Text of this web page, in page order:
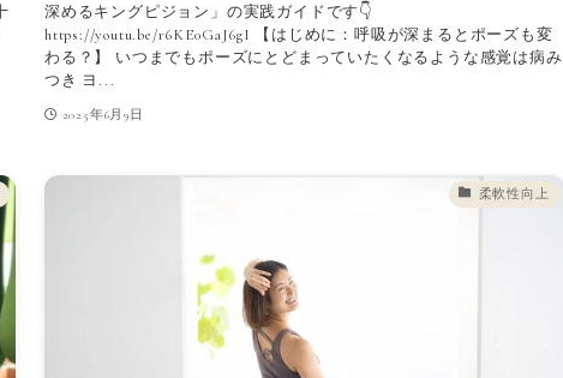
深めるキングピジョン」の実践ガイドです👇
https://youtu.be/r6KE0GaJ6gI 【はじめに：呼吸が深まるとポーズも変
わる？】 いつまでもポーズにとどまっていたくなるような感覚は病み
つき ヨ...
2025年6月9日
柔軟性向上